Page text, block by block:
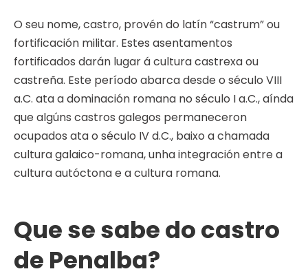
O seu nome, castro, provén do latín “castrum” ou
fortificación militar. Estes asentamentos
fortificados darán lugar á cultura castrexa ou
castreña. Este período abarca desde o século VIII
a.C. ata a dominación romana no século I a.C., aínda
que algúns castros galegos permaneceron
ocupados ata o século IV d.C., baixo a chamada
cultura galaico-romana, unha integración entre a
cultura autóctona e a cultura romana.
Que se sabe do castro
de Penalba?